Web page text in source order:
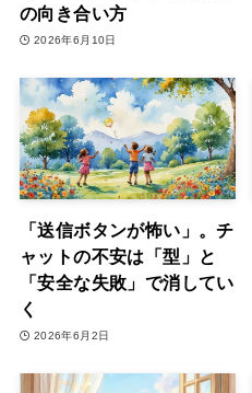
の向き合い方
2026年6月10日
「送信ボタンが怖い」。チ
ャットの不安は「型」と
「安全な失敗」で消してい
く
2026年6月2日